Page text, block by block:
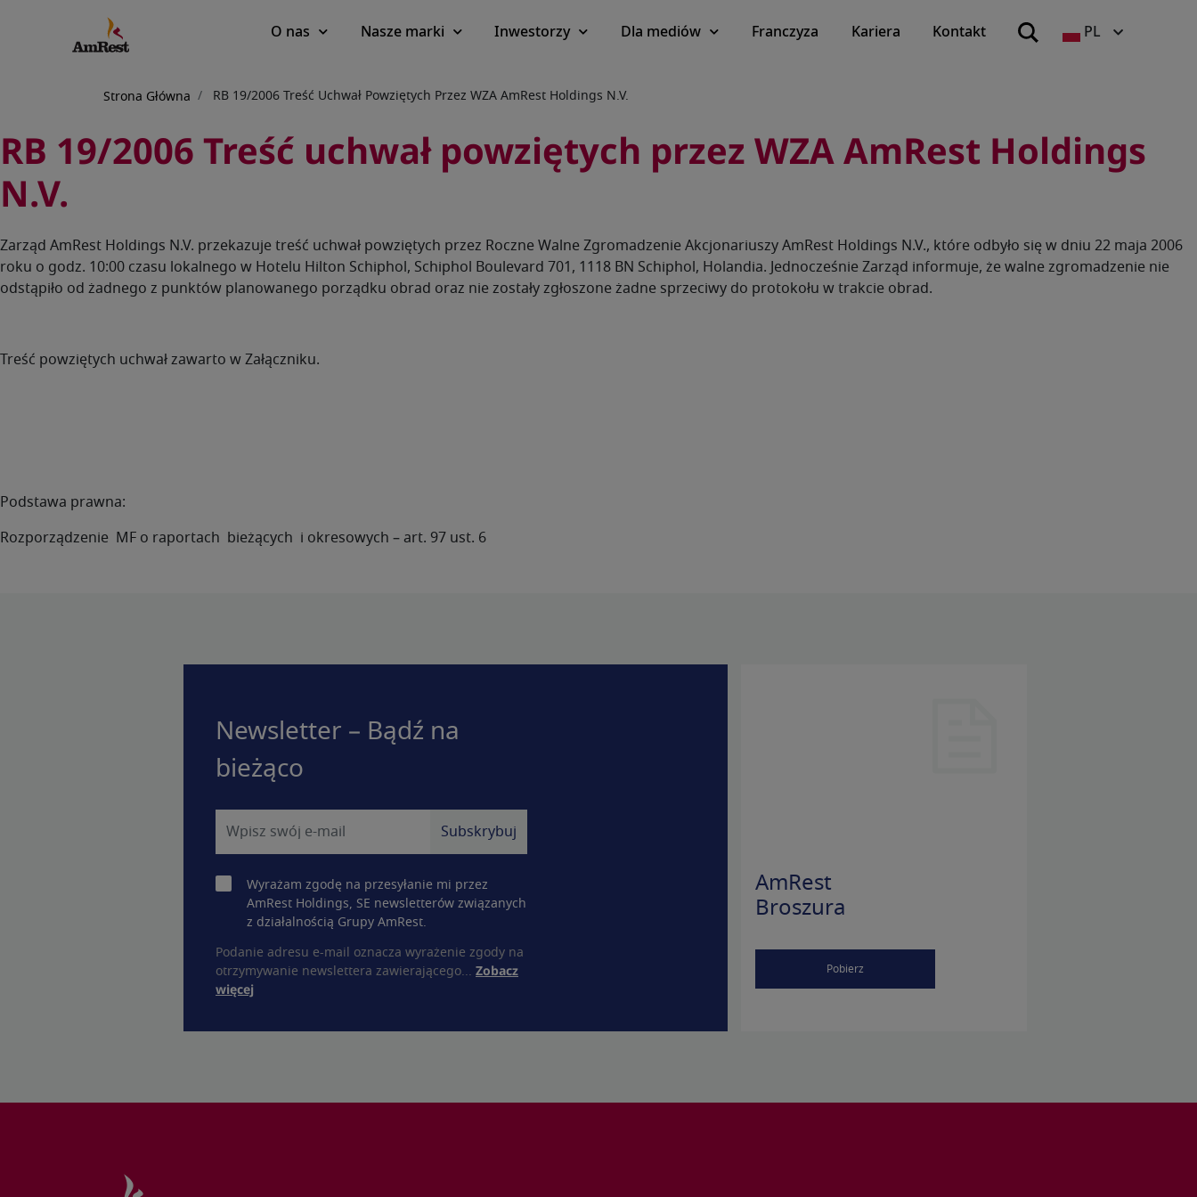
Main
O nas Nasze marki Inwestorzy Dla mediów Franczyza Kariera Kontakt PL
Ścieżka
Strona Główna RB 19/2006 Treść Uchwał Powziętych Przez WZA AmRest Holdings N.V.
RB 19/2006 Treść uchwał powziętych przez WZA AmRest Holdings
N.V.
Zarząd AmRest Holdings N.V. przekazuje treść uchwał powziętych przez Roczne Walne Zgromadzenie Akcjonariuszy AmRest Holdings N.V., które odbyło się w dniu 22 maja 2006
roku o godz. 10:00 czasu lokalnego w Hotelu Hilton Schiphol, Schiphol Boulevard 701, 1118 BN Schiphol, Holandia. Jednocześnie Zarząd informuje, że walne zgromadzenie nie
odstąpiło od żadnego z punktów planowanego porządku obrad oraz nie zostały zgłoszone żadne sprzeciwy do protokołu w trakcie obrad.
Treść powziętych uchwał zawarto w Załączniku.
Podstawa prawna:
Rozporządzenie MF o raportach bieżących i okresowych – art. 97 ust. 6
Newsletter – Bądź na
bieżąco
Wyrażam zgodę na przesyłanie mi przez
AmRest Holdings, SE newsletterów związanych
z działalnością Grupy AmRest.
Podanie adresu e-mail oznacza wyrażenie zgody na
otrzymywanie newslettera zawierającego... Zobacz
więcej
AmRest
Broszura
Pobierz